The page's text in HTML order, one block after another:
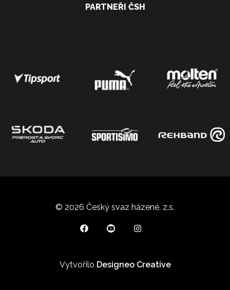
PARTNEŘI ČSH
© 2026 Český svaz házené, z.s.
Vytvořilo Designeo Creative